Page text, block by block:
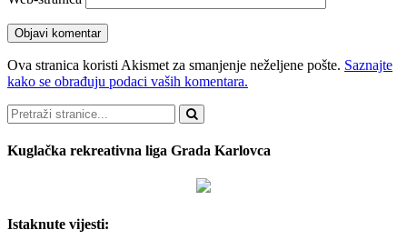
Ova stranica koristi Akismet za smanjenje neželjene pošte. Saznajte
kako se obrađuju podaci vaših komentara.
Pretraži
Kuglačka rekreativna liga Grada Karlovca
Istaknute vijesti: